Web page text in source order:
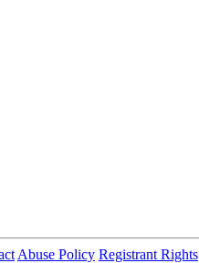
Abuse Policy Registrant Rights